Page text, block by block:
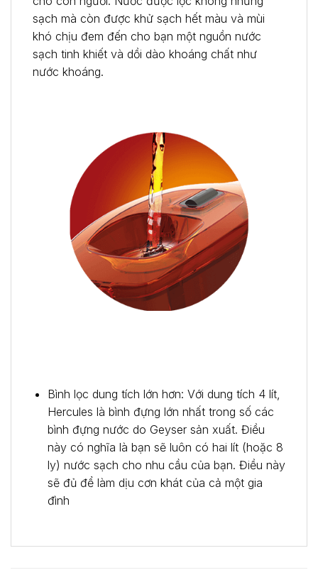
sạch mà còn được khử sạch hết màu và mùi
khó chịu đem đến cho bạn một nguồn nước
sạch tinh khiết và dồi dào khoáng chất như
nước khoáng.
Bình lọc dung tích lớn hơn: Với dung tích 4 lít,
Hercules là bình đựng lớn nhất trong số các
bình đựng nước do Geyser sản xuất. Điều
này có nghĩa là bạn sẽ luôn có hai lít (hoặc 8
ly) nước sạch cho nhu cầu của bạn. Điều này
sẽ đủ để làm dịu cơn khát của cả một gia
đình